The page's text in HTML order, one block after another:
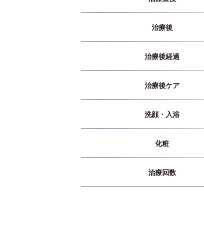
治療後
治療後経過
治療後ケア
洗顔・入浴
化粧
治療回数